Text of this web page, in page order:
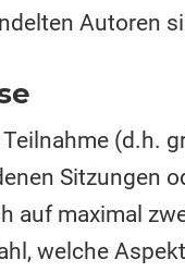
Autoren
(d.h.
Sitzungen
auf maximal
welche